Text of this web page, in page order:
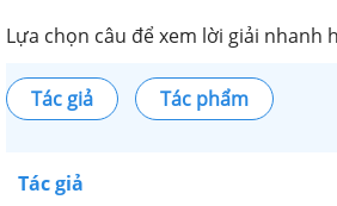
Lựa chọn câu để xem lời giải nhanh
Tác giả Tác phẩm
Tác giả